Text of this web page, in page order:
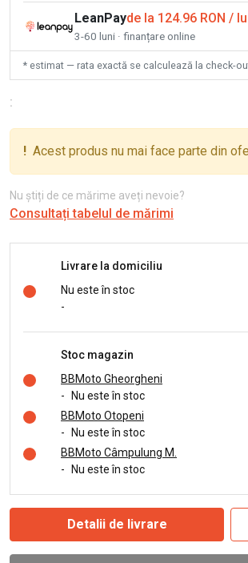
LeanPayde la 124.96 RON /
3-60 luni · finanțare online
* estimat — rata exactă se calculează la check-
:
! Acest produs nu mai face parte din
Nu știți de ce mărime aveți nevoie?
Consultați tabelul de mărimi
Livrare la domiciliu
Nu este în stoc
-
Stoc magazin
BBMoto Gheorgheni
-
Nu este în stoc
BBMoto Otopeni
-
Nu este în stoc
BBMoto Câmpulung M.
-
Nu este în stoc
Detalii de livrare